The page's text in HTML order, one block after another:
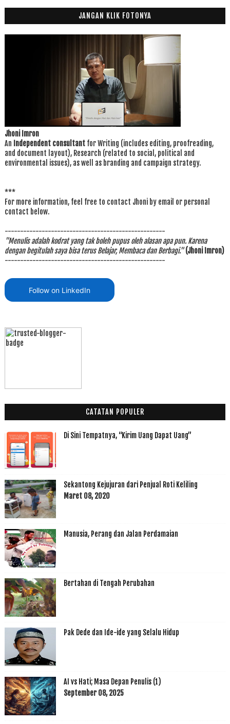
JANGAN KLIK FOTONYA
Jhoni Imron
An Independent consultantfor Writing (includes editing, proofreading,
and document layout), Research (related to social, political and
environmental issues), as well as branding and campaign strategy.
***
For more information, feel free to contact Jhoni by email or personal
contact below.
----------------------------------------------------
"Menulis adalah kodrat yang tak boleh pupus oleh alasan apa pun. Karena
dengan begitulah saya bisa terus Belajar, Membaca dan Berbagi." (Jhoni Imron)
----------------------------------------------------
Follow on LinkedIn
CATATAN POPULER
Di Sini Tempatnya, “Kirim Uang Dapat Uang”
Sekantong Kejujuran dari Penjual Roti Keliling
Maret 08, 2020
Manusia, Perang dan Jalan Perdamaian
Bertahan di Tengah Perubahan
Pak Dede dan Ide-ide yang Selalu Hidup
AI vs Hati; Masa Depan Penulis (1)
September 08, 2025